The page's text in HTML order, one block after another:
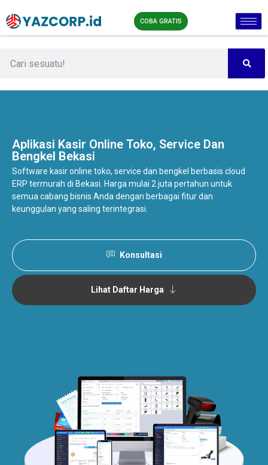
COBA GRATIS
Aplikasi Kasir Online Toko, Service Dan
Bengkel Bekasi
Software kasir online toko, service dan bengkel berbasis cloud
ERP termurah di Bekasi. Harga mulai 2 juta pertahun untuk
semua cabang bisnis Anda dengan berbagai fitur dan
keunggulan yang saling terintegrasi.
Konsultasi
Lihat Daftar Harga